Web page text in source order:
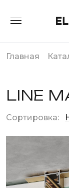
Главная
LINE
Сортировка: